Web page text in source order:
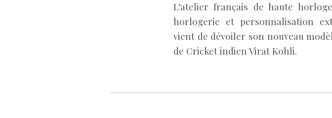
L’atelier français de haute
horlogerie et personnalisation
vient de dévoiler son nouveau
de Cricket indien Virat Kohli.